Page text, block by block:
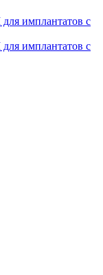
имплантатов с
имплантатов с